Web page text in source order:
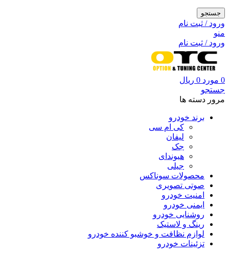
جستجو
ورود / ثبت نام
منو
ورود / ثبت نام
0 مورد 0 ریال
جستجو
مرور دسته ها
برند خودرو
کی ام سی
لیفان
جک
هیوندای
جیلی
محصولات سوناکس
صوتی تصویری
امنیت خودرو
ایمنی خودرو
روشنایی خودرو
رینگ و لاستیک
لوازم نظافت و خوشبو کننده خودرو
تزئینات خودرو